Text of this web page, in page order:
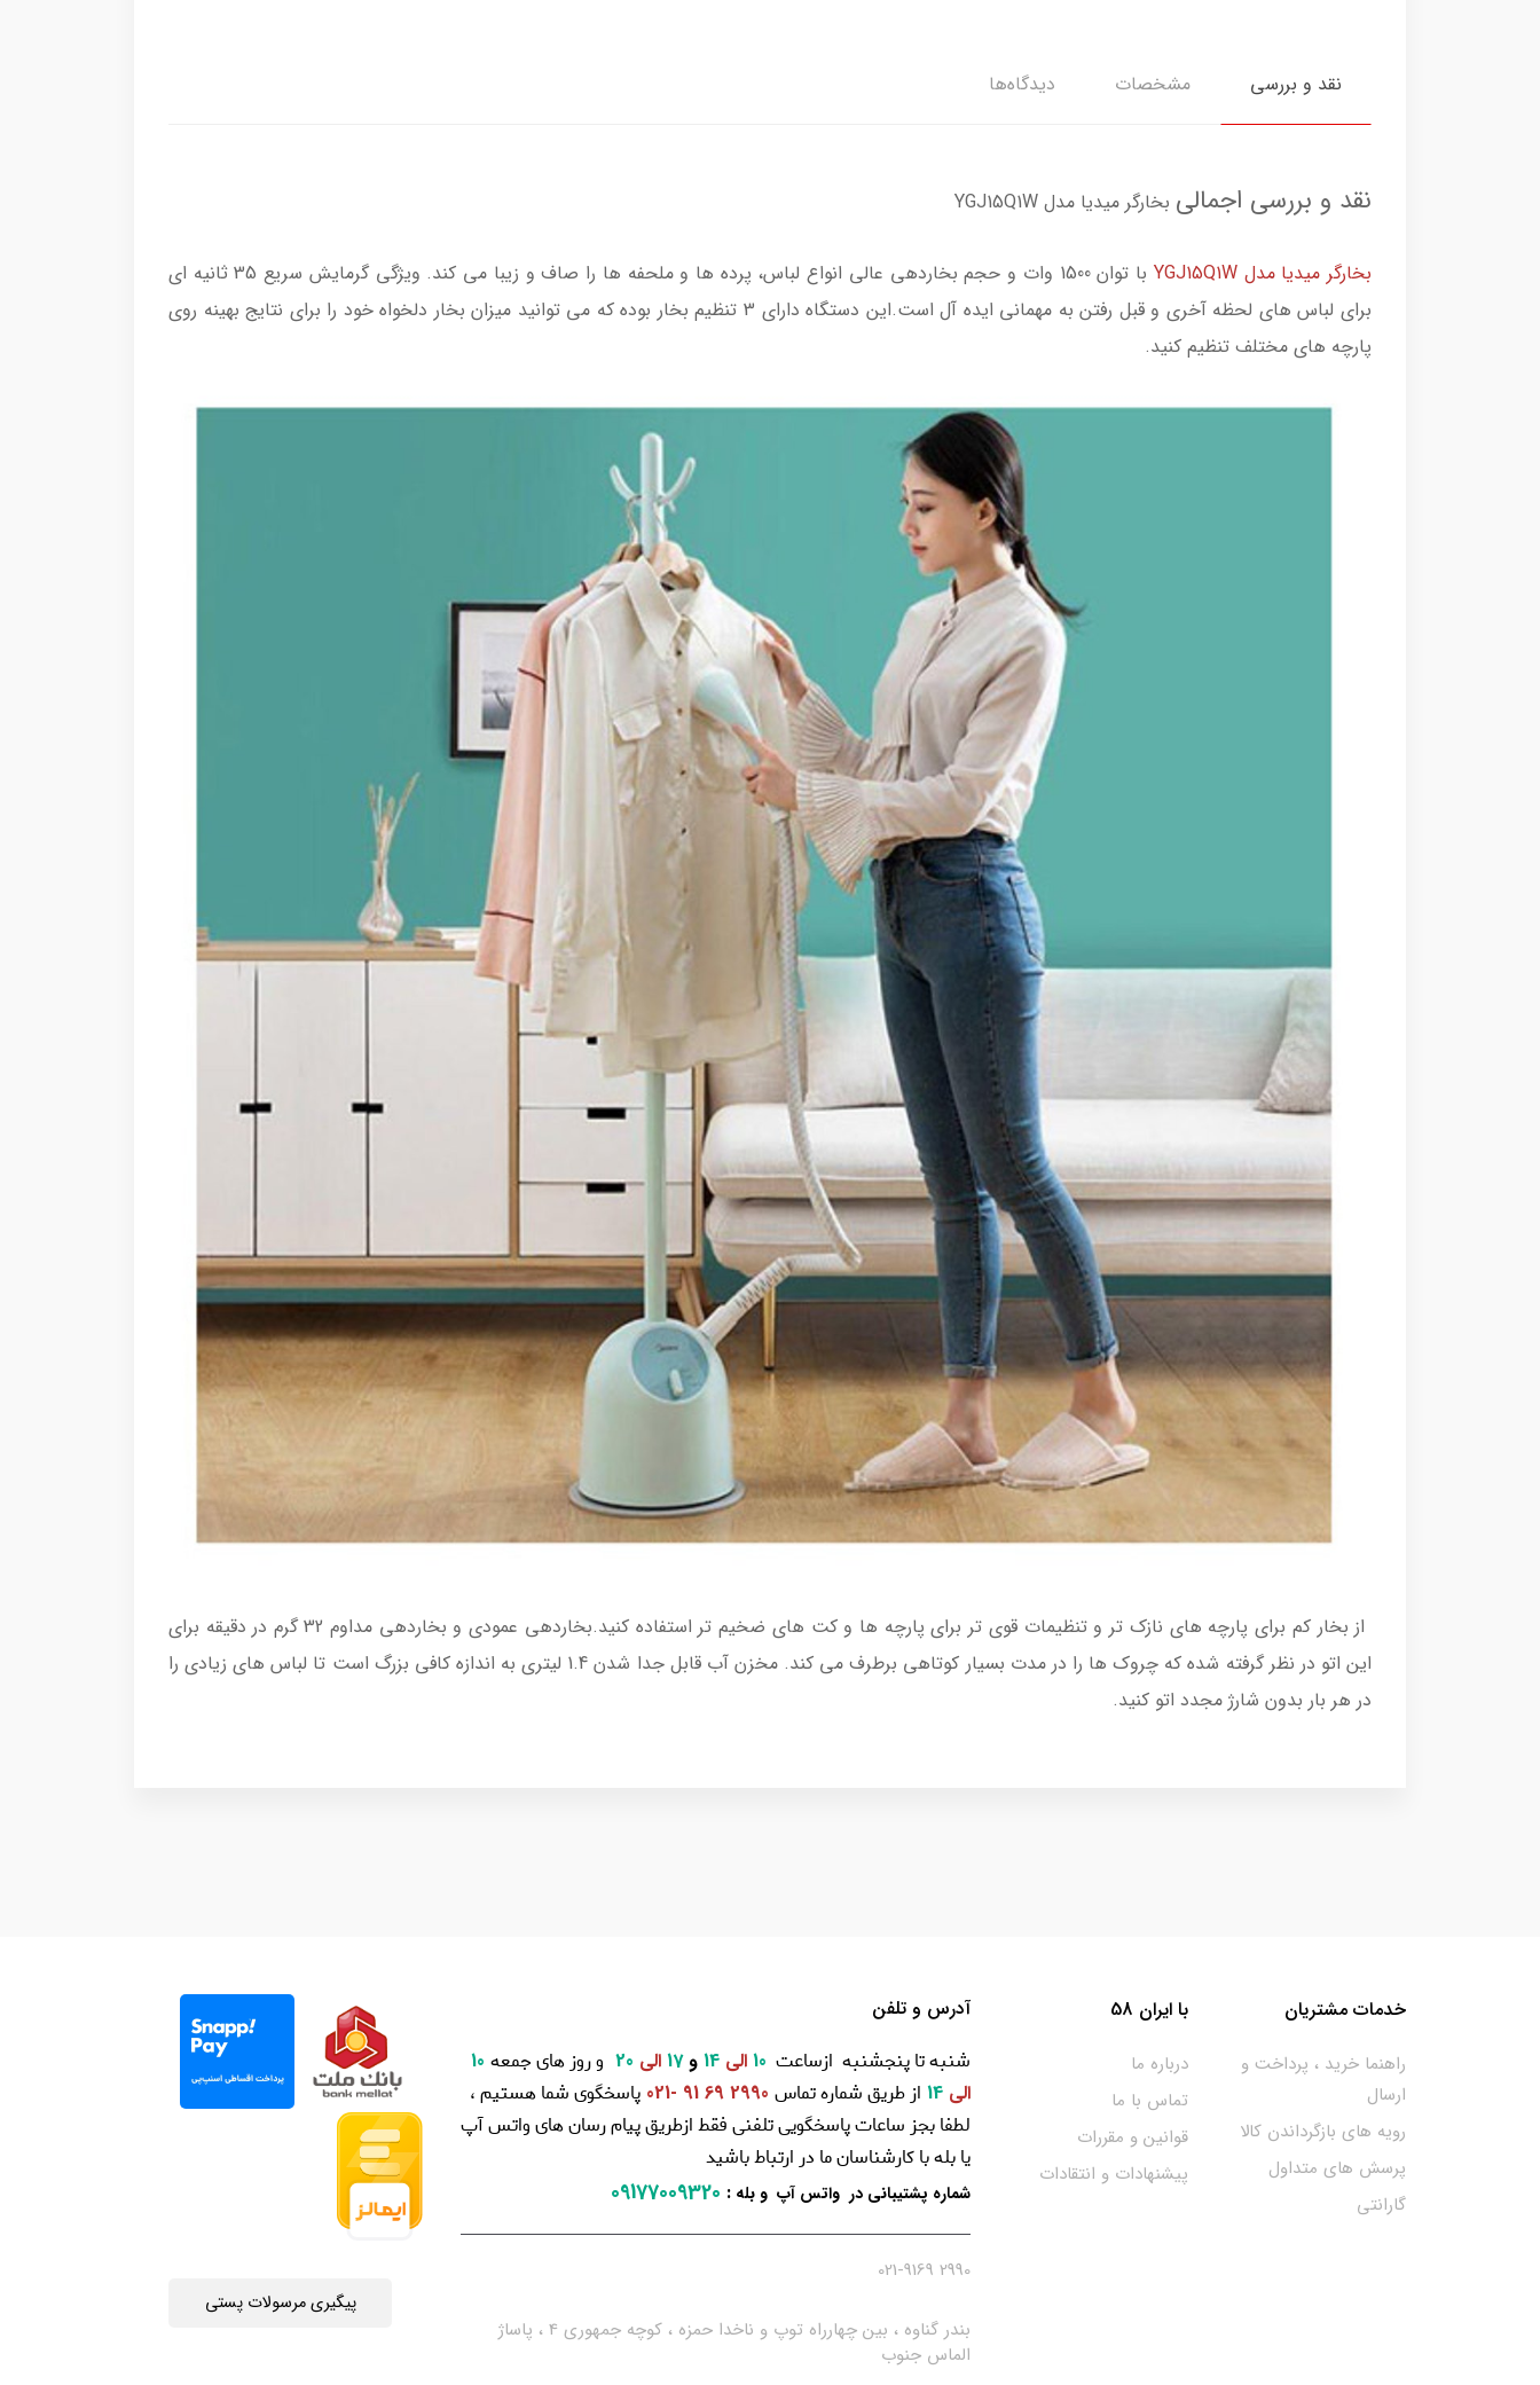
نقد و بررسی مشخصات دیدگاه‌ها
نقد و بررسی اجمالی بخارگر میدیا مدل YGJ15Q1W
بخارگر میدیا مدل YGJ15Q1W
با توان 1500 وات و حجم بخاردهی عالی انواع لباس، پرده ها و ملحفه ها را صاف و زیبا می کند. ویژگی گرمایش سریع 35 ثانیه ای
برای لباس های لحظه آخری و قبل رفتن به مهمانی ایده آل است.این دستگاه دارای 3 تنظیم بخار بوده که می توانید میزان بخار دلخواه خود را برای نتایج بهینه روی
پارچه های مختلف تنظیم کنید.
از بخار کم برای پارچه ‌های نازک ‌تر و تنظیمات قوی‌ تر برای پارچه ‌ها و کت ‌های ضخیم‌ تر استفاده کنید.بخاردهی عمودی و بخاردهی مداوم 32 گرم در دقیقه برای
این اتو در نظر گرفته شده که چروک ها را در مدت بسیار کوتاهی برطرف می کند. مخزن آب قابل جدا شدن 1.4 لیتری به اندازه کافی بزرگ است تا لباس های زیادی را
در هر بار بدون شارژ مجدد اتو کنید.
خدمات مشتریان
راهنما خرید ، پرداخت و
ارسال
رویه های بازگرداندن کالا
پرسش های متداول
گارانتی
با ایران 58
درباره ما
تماس با ما
قوانین و مقررات
پیشنهادات و انتقادات
آدرس و تلفن
شنبه تا پنجشنبه ازساعت 10 الی و17 الی و روز های جمعه
الی
از طریق شماره تماس 2990 69 91 -021
پاسخگوی شما هستیم ،
لطفا بجز ساعات پاسخگویی تلفنی فقط ازطریق پیام رسان های واتس آپ
یا بله با کارشناسان ما در ارتباط باشید
شماره پشتیبانی در واتس آپ و بله :
09177009320
2990 021-9169
بندر گناوه ، بین چهارراه توپ و ناخدا حمزه ، کوچه جمهوری 4 ، پاساژ
الماس جنوب
پیگیری مرسولات پستی